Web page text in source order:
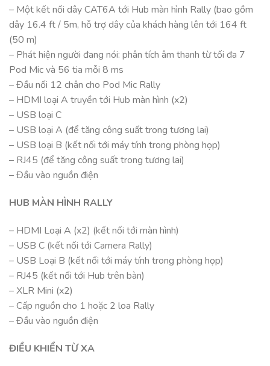
– Một kết nối dây CAT6A tới Hub màn hình Rally (bao gồm
dây 16.4 ft / 5m, hỗ trợ dây của khách hàng lên tới 164 ft
(50 m)
– Phát hiện người đang nói: phân tích âm thanh từ tối đa 7
Pod Mic và 56 tia mỗi 8 ms
– Đầu nối 12 chân cho Pod Mic Rally
– HDMI loại A truyền tới Hub màn hình (x2)
– USB loại C
– USB loại A (để tăng công suất trong tương lai)
– USB loại B (kết nối tới máy tính trong phòng họp)
– RJ45 (để tăng công suất trong tương lai)
– Đầu vào nguồn điện
HUB MÀN HÌNH RALLY
– HDMI Loại A (x2) (kết nối tới màn hình)
– USB C (kết nối tới Camera Rally)
– USB Loại B (kết nối tới máy tính trong phòng họp)
– RJ45 (kết nối tới Hub trên bàn)
– XLR Mini (x2)
– Cấp nguồn cho 1 hoặc 2 loa Rally
– Đầu vào nguồn điện
ĐIỀU KHIỂN TỪ XA